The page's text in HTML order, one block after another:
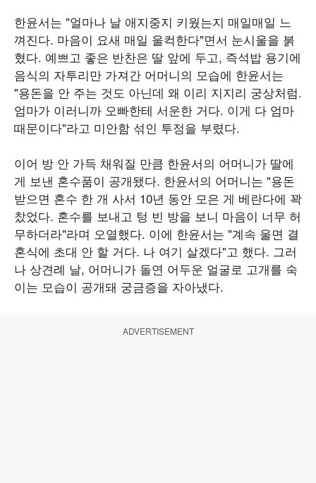
한윤서는 "얼마나 날 애지중지 키웠는지 매일매일 느
껴진다. 마음이 요새 매일 울컥한다"면서 눈시울을 붉
혔다. 예쁘고 좋은 반찬은 딸 앞에 두고, 즉석밥 용기에
음식의 자투리만 가져간 어머니의 모습에 한윤서는
"용돈을 안 주는 것도 아닌데 왜 이리 지지리 궁상처럼.
엄마가 이러니까 오빠한테 서운한 거다. 이게 다 엄마
때문이다"라고 미안함 섞인 투정을 부렸다.
이어 방 안 가득 채워질 만큼 한윤서의 어머니가 딸에
게 보낸 혼수품이 공개됐다. 한윤서의 어머니는 "용돈
받으면 혼수 한 개 사서 10년 동안 모은 게 베란다에 꽉
찼었다. 혼수를 보내고 텅 빈 방을 보니 마음이 너무 허
무하더라"라며 오열했다. 이에 한윤서는 "계속 울면 결
혼식에 초대 안 할 거다. 나 여기 살겠다"고 했다. 그러
나 상견례 날, 어머니가 돌연 어두운 얼굴로 고개를 숙
이는 모습이 공개돼 궁금증을 자아냈다.
ADVERTISEMENT